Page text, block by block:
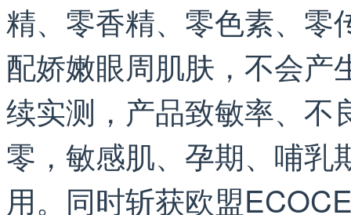
精、零香精、零色素、零
配娇嫩眼周肌肤，不会产
续实测，产品致敏率、不
零，敏感肌、孕期、哺乳
用。同时斩获欧盟